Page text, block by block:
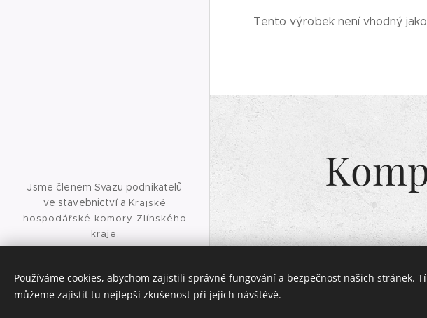
Tento výrobek není vhodný
Jsme členem Svazu podnikatelů
ve stavebnictví a Krajské
hospodářské komory Zlínského
kraje.
9001:2016 a osvědčení realizátora
ETICS.
Používáme cookies, abychom zajistili správné fungování a bezpečnost našich stránek.
můžeme zajistit tu nejlepší zkušenost při jejich návštěvě.